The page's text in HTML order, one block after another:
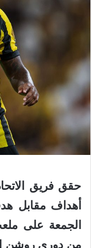
حقق فريق
أهداف مقابل
الجمعة على